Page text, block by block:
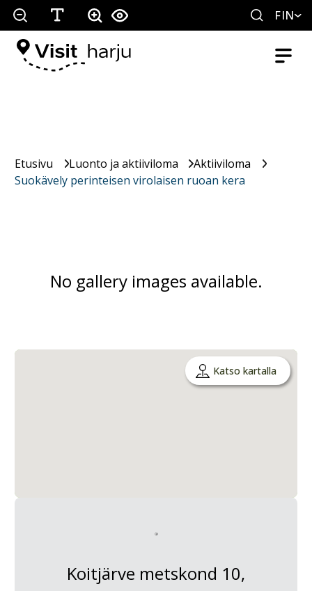
FIN
Etusivu Luonto ja aktiiviloma
Aktiiviloma
Suokävely perinteisen virolaisen ruoan kera
No gallery images available.
Katso kartalla
Koitjärve metskond 10,